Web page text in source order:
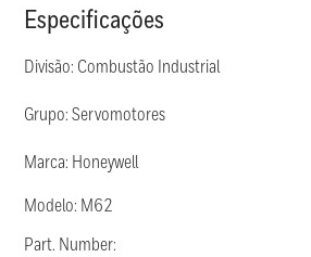
Especificações
Divisão: Combustão Industrial
Grupo: Servomotores
Marca: Honeywell
Modelo: M62
Part. Number: